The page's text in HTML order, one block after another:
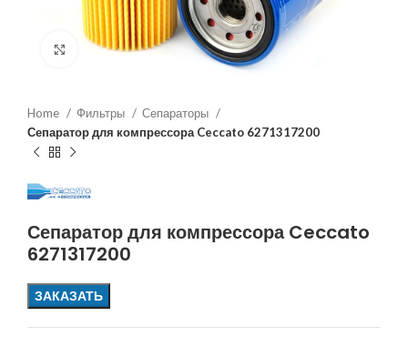
Увеличить
Home Фильтры
Сепараторы
Сепаратор для компрессора Ceccato 6271317200
Сепаратор для компрессора Ceccato
6271317200
ЗАКАЗАТЬ